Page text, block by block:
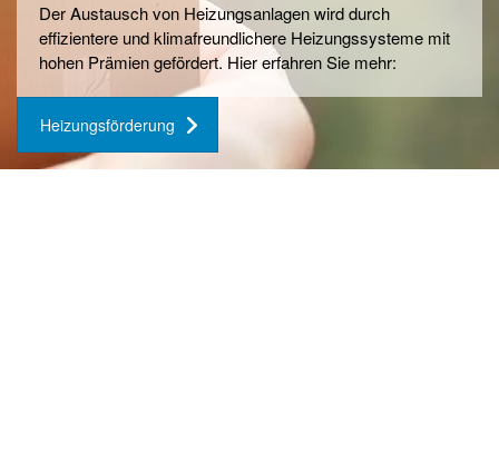
Der Austausch von Heizungsanlagen wird durch
effizientere und klimafreundlichere Heizungssysteme mit
hohen Prämien gefördert. Hier erfahren Sie mehr:
Heizungsförderung